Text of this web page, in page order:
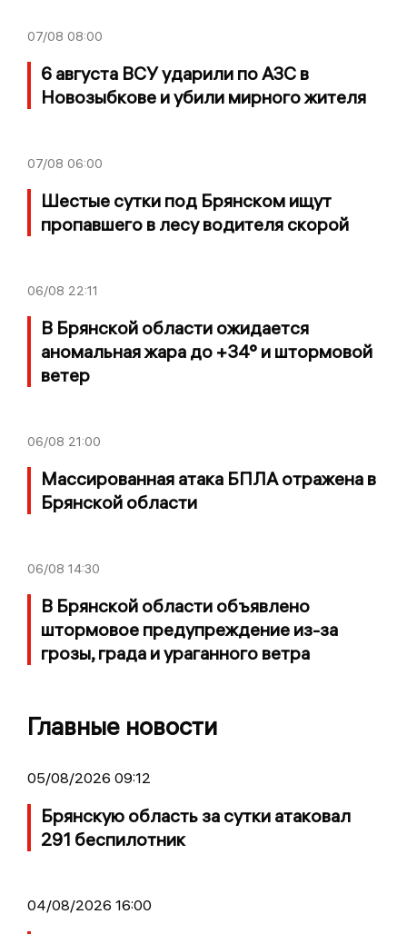
07/08 08:00
6 августа ВСУ ударили по АЗС в
Новозыбкове и убили мирного жителя
07/08 06:00
Шестые сутки под Брянском ищут
пропавшего в лесу водителя скорой
06/08 22:11
В Брянской области ожидается
аномальная жара до +34° и штормовой
ветер
06/08 21:00
Массированная атака БПЛА отражена в
Брянской области
06/08 14:30
В Брянской области объявлено
штормовое предупреждение из-за
грозы, града и ураганного ветра
Главные новости
05/08/2026 09:12
Брянскую область за сутки атаковал
291 беспилотник
04/08/2026 16:00